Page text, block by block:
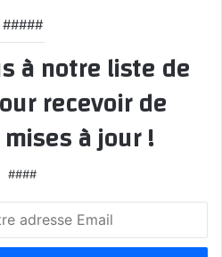
#####
à notre liste de
recevoir de
à jour !
####